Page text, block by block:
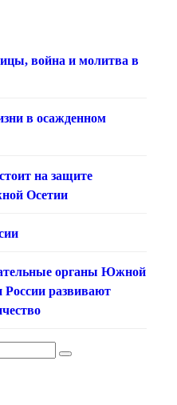
война и молитва в
в осажденном
на защите
Осетии
органы Южной
России развивают